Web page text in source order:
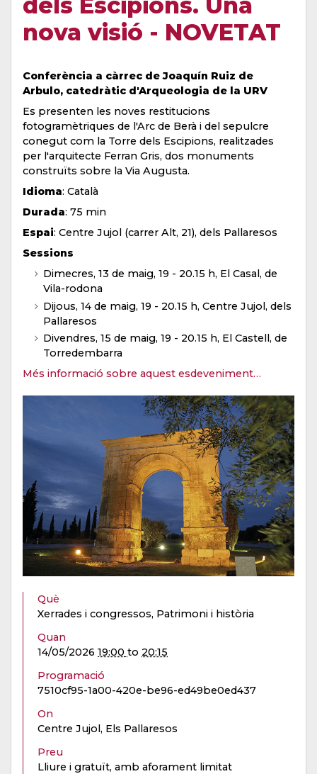
nova visió - NOVETAT
Conferència a càrrec de Joaquín Ruiz de
Arbulo, catedràtic d'Arqueologia de la URV
Es presenten les noves restitucions
fotogramètriques de l'Arc de Berà i del sepulcre
conegut com la Torre dels Escipions, realitzades
per l'arquitecte Ferran Gris, dos monuments
construïts sobre la Via Augusta.
Idioma: Català
Durada: 75 min
Espai: Centre Jujol (carrer Alt, 21), dels Pallaresos
Sessions
Dimecres, 13 de maig, 19 - 20.15 h, El Casal, de
Vila-rodona
Dijous, 14 de maig, 19 - 20.15 h, Centre Jujol, dels
Pallaresos
Divendres, 15 de maig, 19 - 20.15 h, El Castell, de
Torredembarra
Més informació sobre aquest esdeveniment…
Què
Xerrades i congressos, Patrimoni i història
Quan
14/05/2026 19:00 to 20:15
Programació
7510cf95-1a00-420e-be96-ed49be0ed437
On
Centre Jujol, Els Pallaresos
Preu
Lliure i gratuït, amb aforament limitat